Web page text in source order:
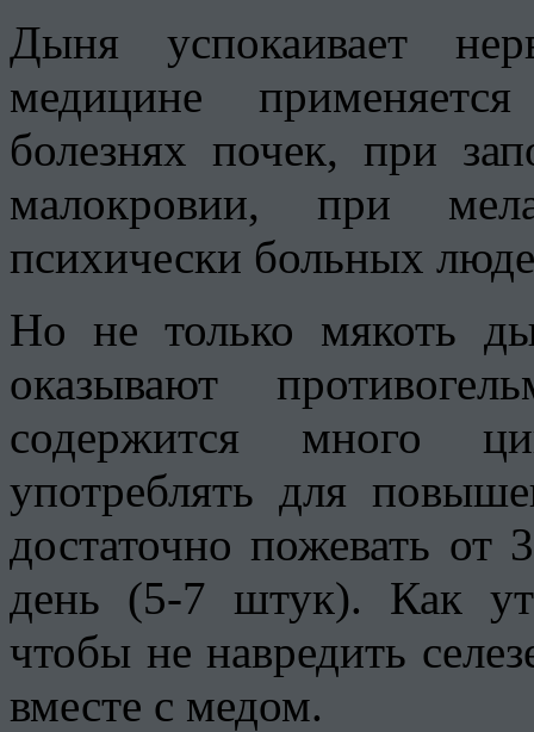
Дыня успокаивает
медицине
болезнях почек, при
малокровии, при
психически больных
Но не только мякоть
оказывают
содержится много
употреблять для
достаточно пожевать
день (5-7 штук). Как
чтобы не навредить
вместе с медом.